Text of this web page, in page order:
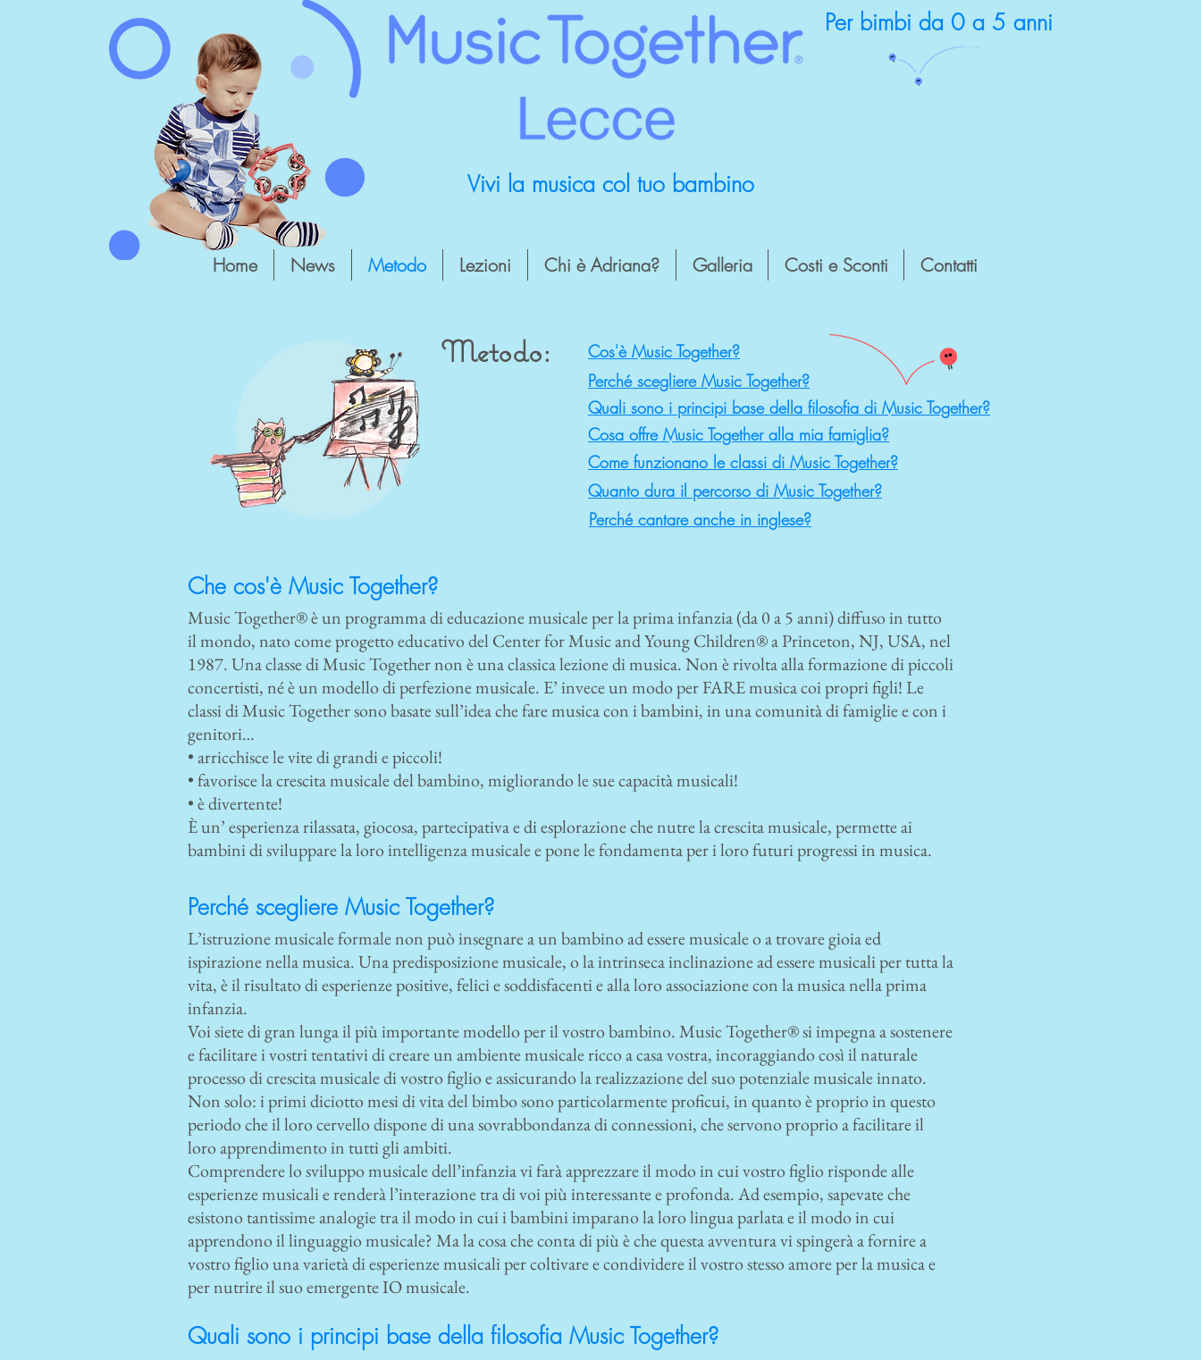
Per bimbi da 0 a 5 anni
Vivi la musica col tuo bambino
Metodo:
Cos'è Music Together?
Perché scegliere Music Together?
Cosa offre Music Together alla mia famiglia?
Come funzionano le classi di Music Together?
Quanto dura il percorso di Music Together?
Perché cantare anche in inglese?
Che cos'è Music Together?
Music Together® è un programma di educazione musicale per la prima infanzia (da 0 a 5 anni) diffuso in tutto
il mondo, nato come progetto educativo del Center for Music and Young Children® a Princeton, NJ, USA, nel
1987. Una classe di Music Together non è una classica lezione di musica. Non è rivolta alla formazione di piccoli
concertisti, né è un modello di perfezione musicale. E’ invece un modo per FARE musica coi propri figli! Le
classi di Music Together sono basate sull’idea che fare musica con i bambini, in una comunità di famiglie e con i
genitori…
• arricchisce le vite di grandi e piccoli!
• favorisce la crescita musicale del bambino, migliorando le sue capacità musicali!
• è divertente!
È un’ esperienza rilassata, giocosa, partecipativa e di esplorazione che nutre la crescita musicale, permette ai
bambini di sviluppare la loro intelligenza musicale e pone le fondamenta per i loro futuri progressi in musica.
Perché scegliere Music Together?
L’istruzione musicale formale non può insegnare a un bambino ad essere musicale o a trovare gioia ed
ispirazione nella musica. Una predisposizione musicale, o la intrinseca inclinazione ad essere musicali per tutta la
vita, è il risultato di esperienze positive, felici e soddisfacenti e alla loro associazione con la musica nella prima
infanzia.
Voi siete di gran lunga il più importante modello per il vostro bambino. Music Together® si impegna a sostenere
e facilitare i vostri tentativi di creare un ambiente musicale ricco a casa vostra, incoraggiando così il naturale
processo di crescita musicale di vostro figlio e assicurando la realizzazione del suo potenziale musicale innato.
Non solo: i primi diciotto mesi di vita del bimbo sono particolarmente proficui, in quanto è proprio in questo
periodo che il loro cervello dispone di una sovrabbondanza di connessioni, che servono proprio a facilitare il
loro apprendimento in tutti gli ambiti.
Comprendere lo sviluppo musicale dell’infanzia vi farà apprezzare il modo in cui vostro figlio risponde alle
esperienze musicali e renderà l’interazione tra di voi più interessante e profonda. Ad esempio, sapevate che
esistono tantissime analogie tra il modo in cui i bambini imparano la loro lingua parlata e il modo in cui
apprendono il linguaggio musicale? Ma la cosa che conta di più è che questa avventura vi spingerà a fornire a
vostro figlio una varietà di esperienze musicali per coltivare e condividere il vostro stesso amore per la musica e
per nutrire il suo emergente IO musicale.
Quali sono i principi base della filosofia Music Together?
Quali sono i principi base della filosofia di Music Together?
Home News Metodo Lezioni Chi è Adriana? Galleria Costi e Sconti Contatti